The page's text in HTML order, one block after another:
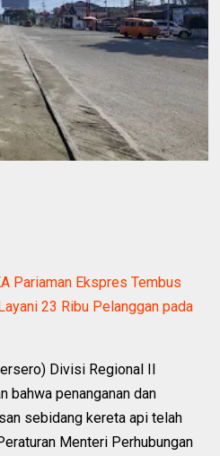
Pariaman Ekspres Tembus
23 Ribu Pelanggan pada
Divisi Regional II
bahwa penanganan dan
sebidang kereta api telah
Menteri Perhubungan